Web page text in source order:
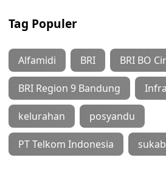
Tag Populer
Alfamidi BRI BRI BO
BRI Region 9 Bandung
kelurahan posyandu
PT Telkom Indonesia